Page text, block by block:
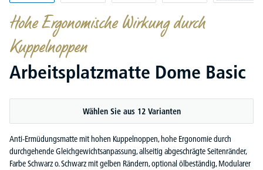
Hohe Ergonomische Wirkung durch
Kuppelnoppen
Arbeitsplatzmatte Dome Basic
Wählen Sie aus 12 Varianten
Anti-Ermüdungsmatte mit hohen Kuppelnoppen, hohe Ergonomie durch
durchgehende Gleichgewichtsanpassung, allseitig abgeschrägte Seitenränder,
Farbe Schwarz o. Schwarz mit gelben Rändern, optional ölbeständig, Modularer